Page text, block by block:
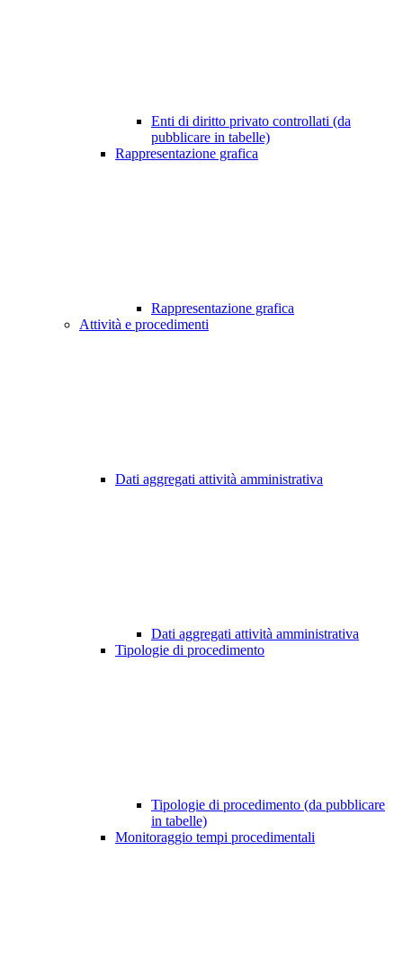
Enti di diritto privato controllati (da
pubblicare in tabelle)
Rappresentazione grafica
Rappresentazione grafica
Attività e procedimenti
Dati aggregati attività amministrativa
Dati aggregati attività amministrativa
Tipologie di procedimento
Tipologie di procedimento (da pubblicare
in tabelle)
Monitoraggio tempi procedimentali